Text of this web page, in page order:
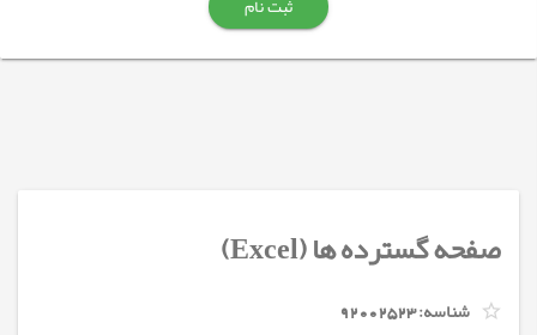
صفحه گسترده ها (Excel)
شناسه:92002523